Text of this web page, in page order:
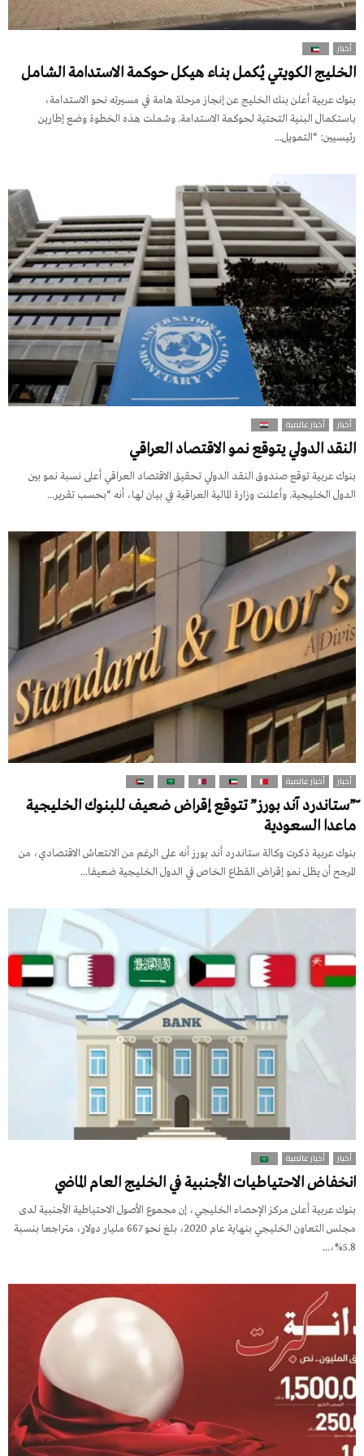
أخبار
الخليج الكويتي يُكمل بناء هيكل حوكمة الاستدامة الشامل
بنوك عربية أعلن بنك الخليج عن إنجاز مرحلة هامة في مسيرته نحو الاستدامة،
باستكمال البنية التحتية لحوكمة الاستدامة. وشملت هذه الخطوة وضع إطارين
رئيسيين: “التمويل...
أخبار أخبار عالمية
النقد الدولي يتوقع نمو الاقتصاد العراقي
بنوك عربية توقع صندوق النقد الدولي تحقيق الاقتصاد العراقي أعلى نسبة نمو بين
الدول الخليجية. وأعلنت وزارة المالية العراقية في بيان لها، أنه “بحسب تقرير...
أخبار أخبار عالمية
ّ”ستاندرد آند بورز” تتوقع إقراض ضعيف للبنوك الخليجية
ماعدا السعودية
بنوك عربية ذكرت وكالة ستاندرد أند بورز أنه على الرغم من الانتعاش الاقتصادي، من
المرجح أن يظل نمو إقراض القطاع الخاص في الدول الخليجية ضعيفا...
أخبار أخبار عالمية
انخفاض الاحتياطيات الأجنبية في الخليج العام الماضي
بنوك عربية أعلن مركز الإحصاء الخليجي، إن مجموع الأصول الاحتياطية الأجنبية لدى
مجلس التعاون الخليجي بنهاية عام 2020، بلغ نحو 667 مليار دولار، متراجعا بنسبة
5.8%،...